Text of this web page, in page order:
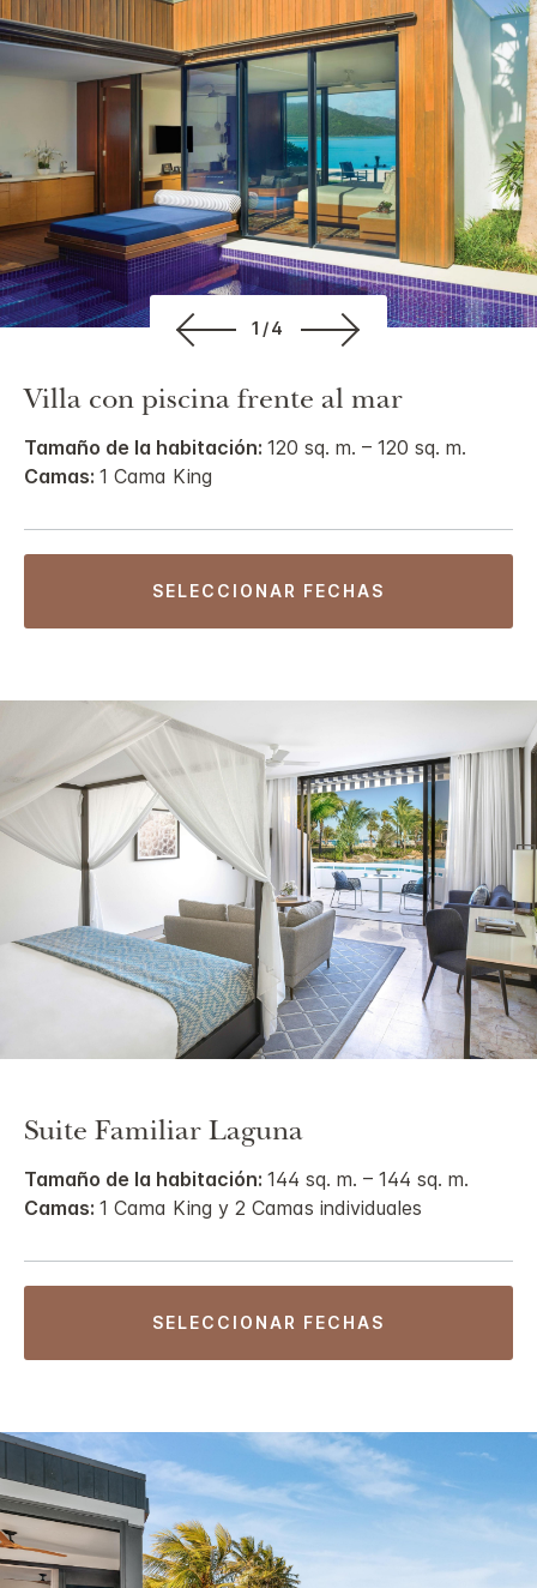
1/4
Villa con piscina frente al mar
Tamaño de la habitación: 120 sq. m. – 120 sq. m.
Camas: 1 Cama King
SELECCIONAR FECHAS
Suite Familiar Laguna
Tamaño de la habitación: 144 sq. m. – 144 sq. m.
Camas: 1 Cama King y 2 Camas individuales
SELECCIONAR FECHAS